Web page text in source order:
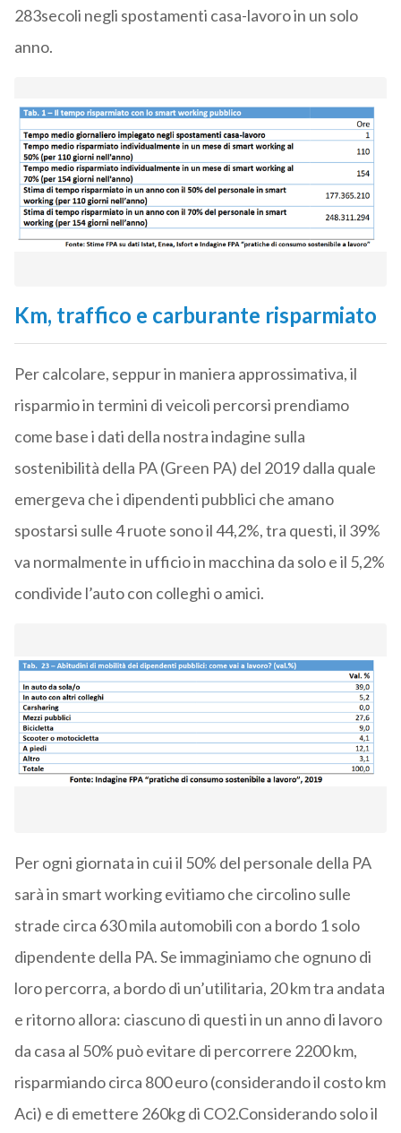
283secoli negli spostamenti casa-lavoro in un solo
anno.
Km, traffico e carburante risparmiato
Per calcolare, seppur in maniera approssimativa, il
risparmio in termini di veicoli percorsi prendiamo
come base i dati della nostra indagine sulla
sostenibilità della PA (Green PA) del 2019 dalla quale
emergeva che i dipendenti pubblici che amano
spostarsi sulle 4 ruote sono il 44,2%, tra questi, il 39%
va normalmente in ufficio in macchina da solo e il 5,2%
condivide l’auto con colleghi o amici.
Per ogni giornata in cui il 50% del personale della PA
sarà in smart working evitiamo che circolino sulle
strade circa 630 mila automobili con a bordo 1 solo
dipendente della PA. Se immaginiamo che ognuno di
loro percorra, a bordo di un’utilitaria, 20 km tra andata
e ritorno allora: ciascuno di questi in un anno di lavoro
da casa al 50% può evitare di percorrere 2200 km,
risparmiando circa 800 euro (considerando il costo km
Aci) e di emettere 260kg di CO2.Considerando solo il